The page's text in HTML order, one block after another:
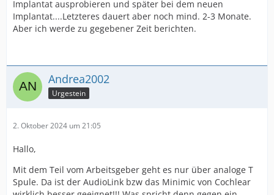
Implantat ausprobieren und später bei dem neuen
Implantat....Letzteres dauert aber noch mind. 2-3 Monate.
Aber ich werde zu gegebener Zeit berichten.
Andrea2002
Urgestein
2. Oktober 2024 um 21:05
Hallo,
Mit dem Teil vom Arbeitsgeber geht es nur über analoge T
Spule. Da ist der AudioLink bzw das Minimic von Cochlear